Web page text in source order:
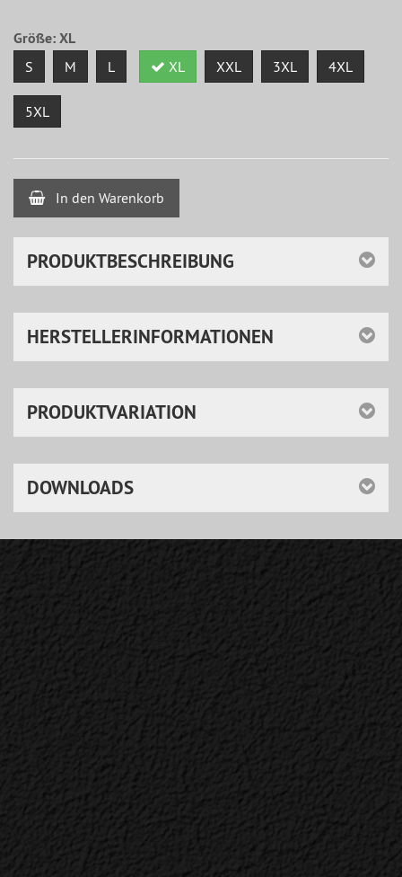
Größe:XL
S M L XL XXL 3XL 4XL
5XL
In den Warenkorb
PRODUKTBESCHREIBUNG
HERSTELLERINFORMATIONEN
PRODUKTVARIATION
DOWNLOADS